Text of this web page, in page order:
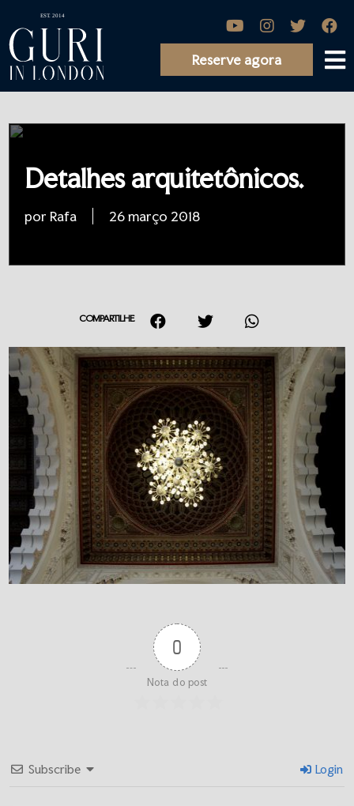
Reserve agora
Detalhes arquitetônicos.
por Rafa 26 março 2018
COMPARTILHE
0
Nota do post
Subscribe Login